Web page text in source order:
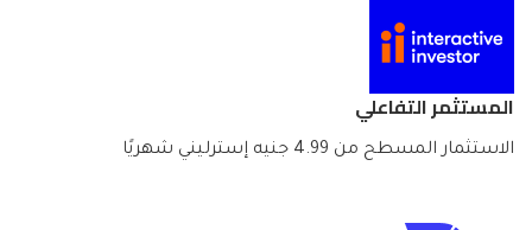
المستثمر التفاعلي
الاستثمار المسطح من 4.99 جنيه إسترليني شهريًا